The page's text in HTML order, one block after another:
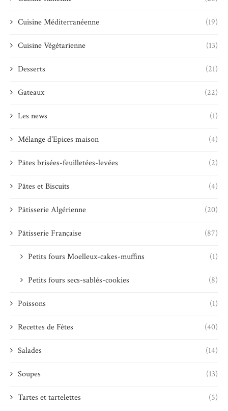
Cuisine Méditerranéenne (19)
Cuisine Végétarienne (13)
Desserts (21)
Gateaux (22)
Les news (1)
Mélange d'Epices maison (4)
Pâtes brisées-feuilletées-levées (2)
Pâtes et Biscuits (4)
Pâtisserie Algérienne (20)
Pâtisserie Française (87)
Petits fours Moelleux-cakes-muffins (1)
Petits fours secs-sablés-cookies (8)
Poissons (1)
Recettes de Fêtes (40)
Salades (14)
Soupes (13)
Tartes et tartelettes (5)